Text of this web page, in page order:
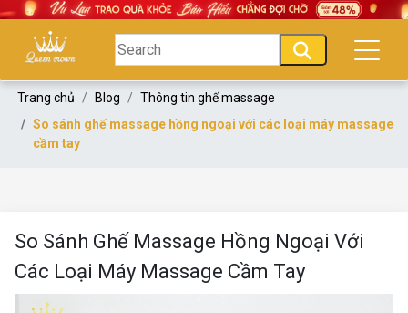
Trang chủ Blog
Thông tin ghế massage
So sánh ghế massage hồng ngoại với các loại máy massage
cầm tay
So Sánh Ghế Massage Hồng Ngoại Với
Các Loại Máy Massage Cầm Tay